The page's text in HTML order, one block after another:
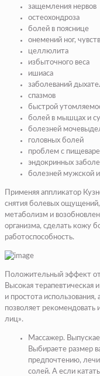
защемления нервов
остеохондроза
болей в пояснице
онемений ног,
целлюлита
избыточного веса
ишиаса
заболеваний
спазмов
быстрой
болей в мышцах и
болезней
головных болей
проблем с
эндокринных
болезней мужской
Применяя аппликатор
снятия болевых ощущений,
метаболизм и
организма, сделать кожу
работоспособность.
Положительный эффект
Высокая терапевтическая
и простота
позволяет
лиц».
Массажер.
Выбираете размер
предпочтению,
солей. А если